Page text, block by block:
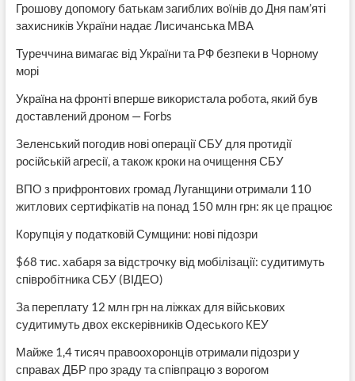
Грошову допомогу батькам загиблих воїнів до Дня пам’яті
захисників України надає Лисичанська МВА
Туреччина вимагає від України та РФ безпеки в Чорному
морі
Україна на фронті вперше використала робота, який був
доставлений дроном — Forbs
Зеленський погодив нові операції СБУ для протидії
російській агресії, а також кроки на очищення СБУ
ВПО з прифронтових громад Луганщини отримали 110
житлових сертифікатів на понад 150 млн грн: як це працює
Корупція у податковій Сумщини: нові підозри
$68 тис. хабаря за відстрочку від мобілізації: судитимуть
співробітника СБУ (ВІДЕО)
За переплату 12 млн грн на ліжках для військових
судитимуть двох екскерівників Одеського КЕУ
Майже 1,4 тисяч правоохоронців отримали підозри у
справах ДБР про зраду та співпрацю з ворогом